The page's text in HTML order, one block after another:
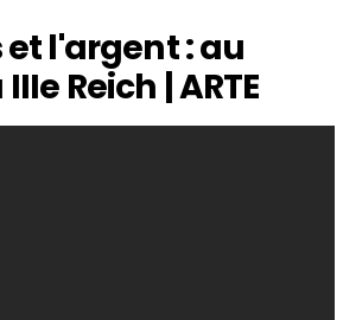
et l'argent : au
Reich | ARTE